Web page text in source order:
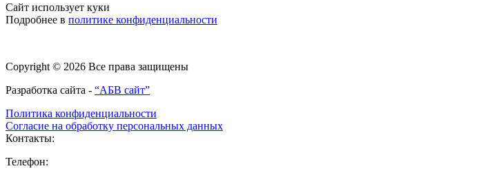
Сайт использует куки
Подробнее в политике конфиденциальности
Copyright © 2026 Все права защищены
Разработка сайта - “АБВ сайт”
Политика конфиденциальности
Согласие на обработку персональных данных
Контакты:
Телефон: